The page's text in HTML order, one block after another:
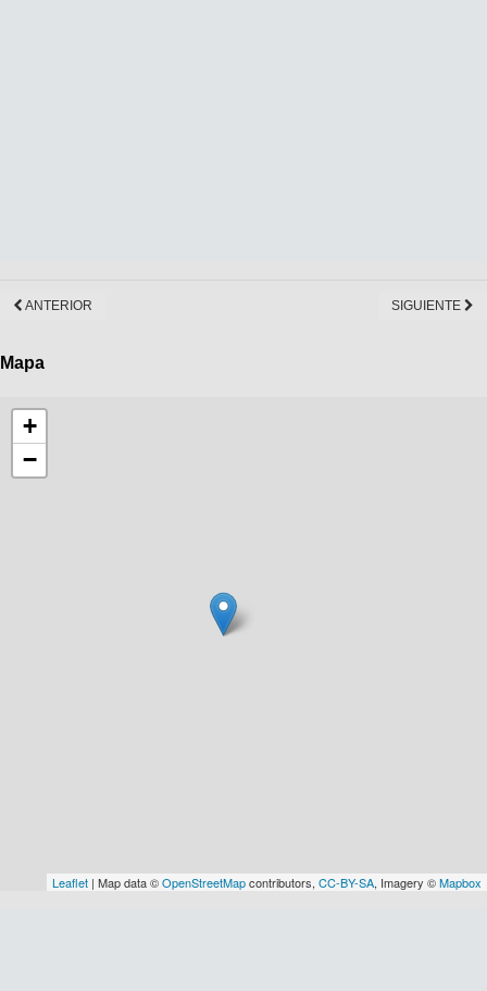
ANTERIOR SIGUIENTE
Mapa
+
−
Leaflet | Map data ©OpenStreetMapcontributors, CC-BY-SA, Imagery ©Mapbox